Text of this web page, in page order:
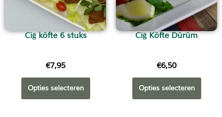
Ciḡ köfte 6 stuks
€7,95
Opties selecteren
Ciḡ Köfte Dürüm
€6,50
Opties selecteren